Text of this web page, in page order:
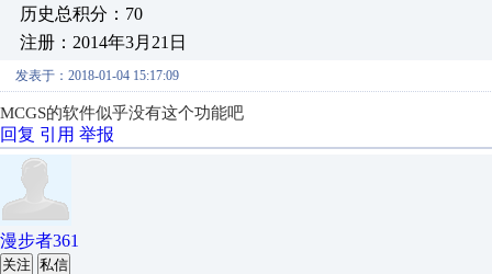
历史总积分：70
注册：2014年3月21日
发表于：2018-01-04 15:17:09
MCGS的软件似乎没有这个功能吧
回复 引用 举报
漫步者361
关注 私信